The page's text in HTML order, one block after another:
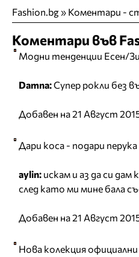
Fashion.bg» Коментари -
Коментари във
Модни тенденции Есен/
Damna:Супер рокли без
Добавен на 21 Август
Дари коса - подари
aylin: искам и аз да си дам
след като ми мине бала
Добавен на 21 Август
Нова колекция